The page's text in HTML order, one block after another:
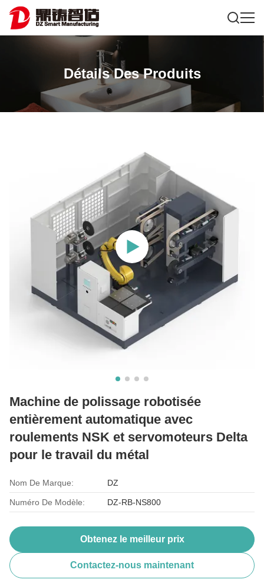
Détails Des Produits
Machine de polissage robotisée
entièrement automatique avec
roulements NSK et servomoteurs Delta
pour le travail du métal
Nom De Marque: DZ
Numéro De Modèle: DZ-RB-NS800
Obtenez le meilleur prix
Contactez-nous maintenant